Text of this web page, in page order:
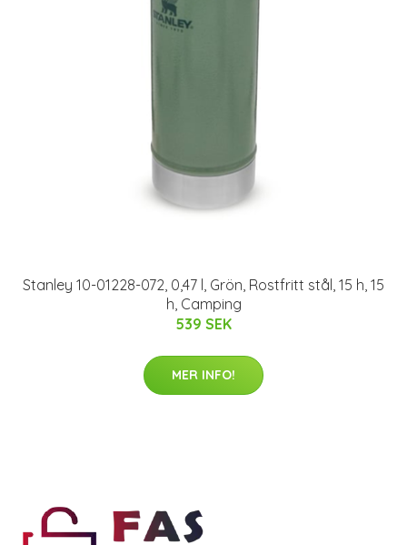
Stanley 10-01228-072, 0,47 l, Grön, Rostfritt stål, 15 h, 15
h, Camping
539 SEK
MER INFO!